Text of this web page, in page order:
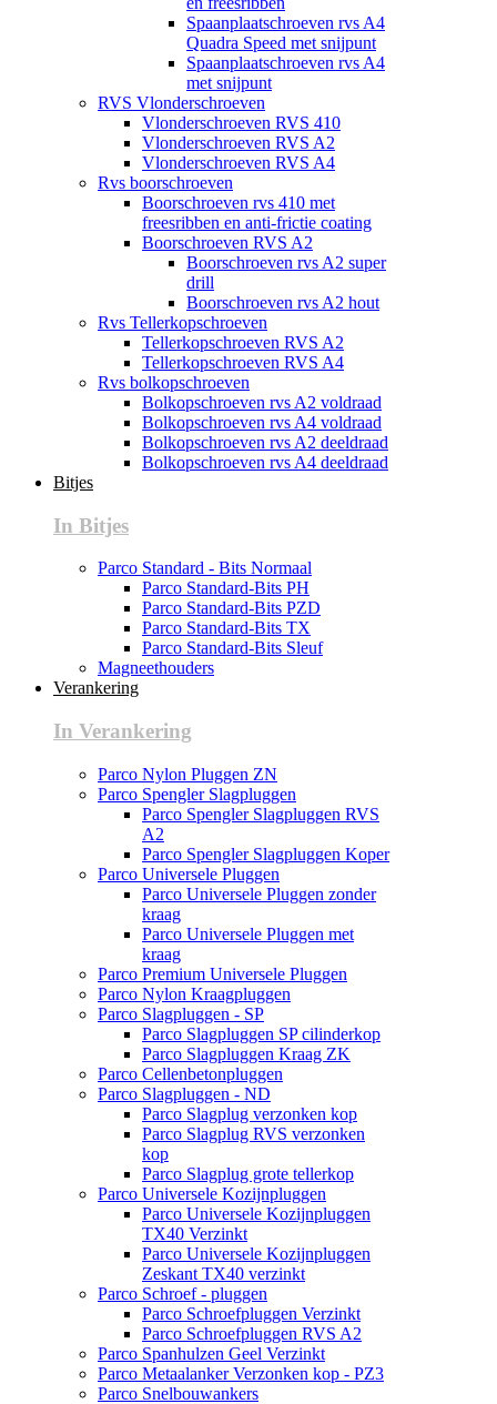
Spaanplaatschroeven rvs A4
Quadra Speed met snijpunt
Spaanplaatschroeven rvs A4
met snijpunt
RVS Vlonderschroeven
Vlonderschroeven RVS 410
Vlonderschroeven RVS A2
Vlonderschroeven RVS A4
Rvs boorschroeven
Boorschroeven rvs 410 met
freesribben en anti-frictie coating
Boorschroeven RVS A2
Boorschroeven rvs A2 super
drill
Boorschroeven rvs A2 hout
Rvs Tellerkopschroeven
Tellerkopschroeven RVS A2
Tellerkopschroeven RVS A4
Rvs bolkopschroeven
Bolkopschroeven rvs A2 voldraad
Bolkopschroeven rvs A4 voldraad
Bolkopschroeven rvs A2 deeldraad
Bolkopschroeven rvs A4 deeldraad
Bitjes
In Bitjes
Parco Standard - Bits Normaal
Parco Standard-Bits PH
Parco Standard-Bits PZD
Parco Standard-Bits TX
Parco Standard-Bits Sleuf
Magneethouders
Verankering
In Verankering
Parco Nylon Pluggen ZN
Parco Spengler Slagpluggen
Parco Spengler Slagpluggen RVS
A2
Parco Spengler Slagpluggen Koper
Parco Universele Pluggen
Parco Universele Pluggen zonder
kraag
Parco Universele Pluggen met
kraag
Parco Premium Universele Pluggen
Parco Nylon Kraagpluggen
Parco Slagpluggen - SP
Parco Slagpluggen SP cilinderkop
Parco Slagpluggen Kraag ZK
Parco Cellenbetonpluggen
Parco Slagpluggen - ND
Parco Slagplug verzonken kop
Parco Slagplug RVS verzonken
kop
Parco Slagplug grote tellerkop
Parco Universele Kozijnpluggen
Parco Universele Kozijnpluggen
TX40 Verzinkt
Parco Universele Kozijnpluggen
Zeskant TX40 verzinkt
Parco Schroef - pluggen
Parco Schroefpluggen Verzinkt
Parco Schroefpluggen RVS A2
Parco Spanhulzen Geel Verzinkt
Parco Metaalanker Verzonken kop - PZ3
Parco Snelbouwankers